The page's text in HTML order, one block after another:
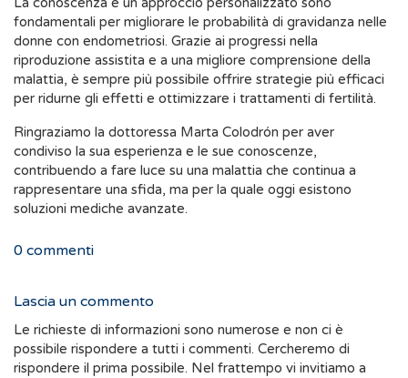
fondamentali per migliorare le probabilità di gravidanza nelle
donne con endometriosi. Grazie ai progressi nella
riproduzione assistita e a una migliore comprensione della
malattia, è sempre più possibile offrire strategie più efficaci
per ridurne gli effetti e ottimizzare i trattamenti di fertilità.
Ringraziamo la dottoressa Marta Colodrón per aver
condiviso la sua esperienza e le sue conoscenze,
contribuendo a fare luce su una malattia che continua a
rappresentare una sfida, ma per la quale oggi esistono
soluzioni mediche avanzate.
0 commenti
Lascia un commento
Le richieste di informazioni sono numerose e non ci è
possibile rispondere a tutti i commenti. Cercheremo di
rispondere il prima possibile. Nel frattempo vi invitiamo a